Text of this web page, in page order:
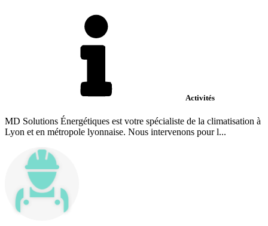
Activités
MD Solutions Énergétiques est votre spécialiste de la climatisation à
Lyon et en métropole lyonnaise. Nous intervenons pour l...